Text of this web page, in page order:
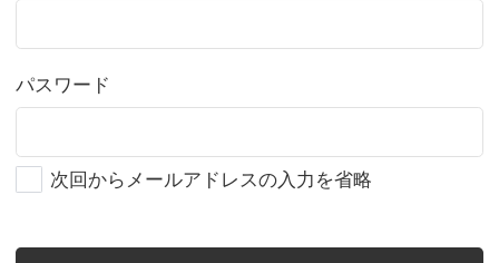
パスワード
次回からメールアドレスの入力を省略